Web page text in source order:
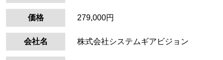
価格 279,000円
会社名 株式会社システムギアビジョン